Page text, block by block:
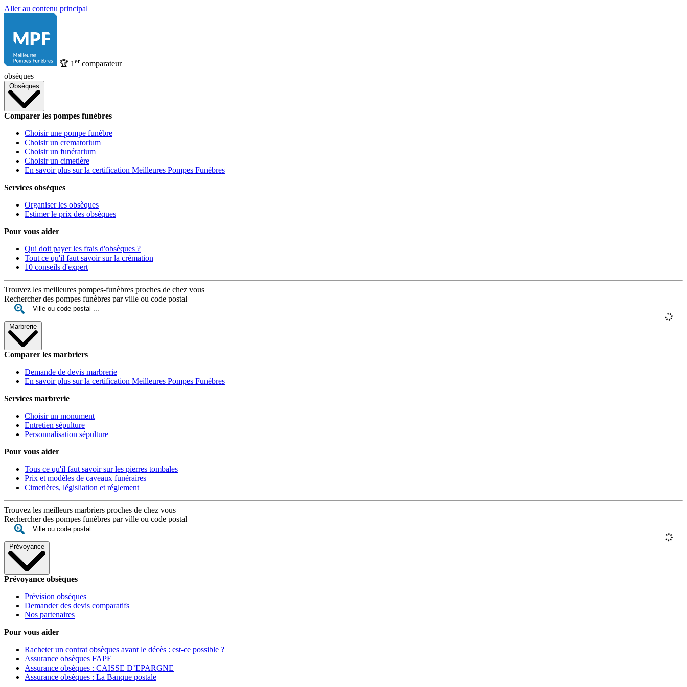
Aller au contenu principal
🏆 1 ercomparateur
obsèques
Obsèques
Comparer les pompes funèbres
Choisir une pompe funèbre
Choisir un crematorium
Choisir un funérarium
Choisir un cimetière
En savoir plus sur la certification Meilleures Pompes Funèbres
Services obsèques
Organiser les obsèques
Estimer le prix des obsèques
Pour vous aider
Qui doit payer les frais d'obsèques ?
Tout ce qu'il faut savoir sur la crémation
10 conseils d'expert
Trouvez les meilleures pompes-funèbres proches de chez vous
Rechercher des pompes funèbres par ville ou code postal
Marbrerie
Comparer les marbriers
Demande de devis marbrerie
En savoir plus sur la certification Meilleures Pompes Funèbres
Services marbrerie
Choisir un monument
Entretien sépulture
Personnalisation sépulture
Pour vous aider
Tous ce qu'il faut savoir sur les pierres tombales
Prix et modèles de caveaux funéraires
Cimetières, législiation et réglement
Trouvez les meilleurs marbriers proches de chez vous
Rechercher des pompes funèbres par ville ou code postal
Prévoyance
Prévoyance obsèques
Prévision obsèques
Demander des devis comparatifs
Nos partenaires
Pour vous aider
Racheter un contrat obsèques avant le décès : est-ce possible ?
Assurance obsèques FAPE
Assurance obsèques : CAISSE D’EPARGNE
Assurance obsèques : La Banque postale